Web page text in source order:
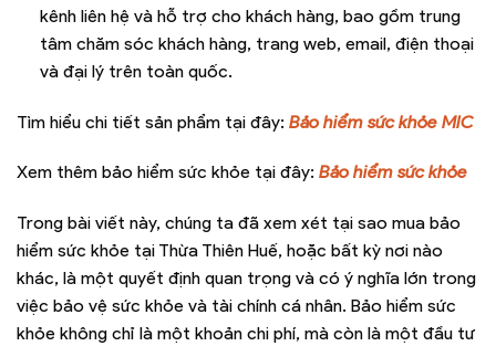
kênh liên hệ và hỗ trợ cho khách hàng, bao gồm trung
tâm chăm sóc khách hàng, trang web, email, điện thoại
và đại lý trên toàn quốc.
Tìm hiểu chi tiết sản phẩm tại đây: Bảo hiểm sức khỏe MIC
Xem thêm bảo hiểm sức khỏe tại đây: Bảo hiểm sức khỏe
Trong bài viết này, chúng ta đã xem xét tại sao mua bảo
hiểm sức khỏe tại Thừa Thiên Huế, hoặc bất kỳ nơi nào
khác, là một quyết định quan trọng và có ý nghĩa lớn trong
việc bảo vệ sức khỏe và tài chính cá nhân. Bảo hiểm sức
khỏe không chỉ là một khoản chi phí, mà còn là một đầu tư